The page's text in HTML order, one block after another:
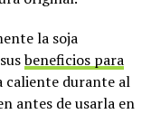
la soja
beneficios para
caliente durante al
antes de usarla en